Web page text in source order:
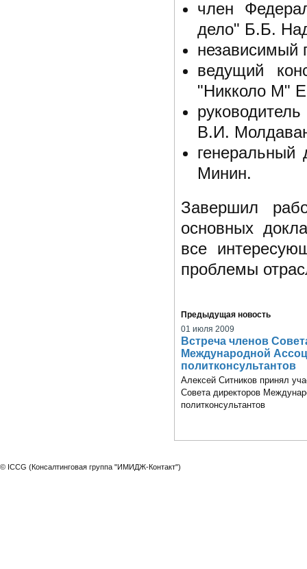
член
дело" Б.Б.
независимый
ведущий
"Никколо М"
В.И.
генеральный
Минин.
Завершил
основных
все
проблемы
Предыдущая новость
01 июля 2009
Встреча членов
Международной
политконсультантов
Алексей Ситников принял
Совета директоров
политконсультантов
© ICCG (Консалтинговая группа "ИМИДЖ-Контакт")